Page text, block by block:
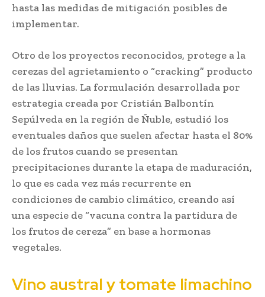
hasta las medidas de mitigación posibles de
implementar.
Otro de los proyectos reconocidos, protege a la
cerezas del agrietamiento o “cracking” producto
de las lluvias. La formulación desarrollada por
estrategia creada por Cristián Balbontín
Sepúlveda en la región de Ñuble, estudió los
eventuales daños que suelen afectar hasta el 80%
de los frutos cuando se presentan
precipitaciones durante la etapa de maduración,
lo que es cada vez más recurrente en
condiciones de cambio climático, creando así
una especie de “vacuna contra la partidura de
los frutos de cereza” en base a hormonas
vegetales.
Vino austral y tomate limachino